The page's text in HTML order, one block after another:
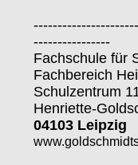
----------------
Fachschule für
Fachbereich
Schulzentrum
Henriette-
04103 Leipzig